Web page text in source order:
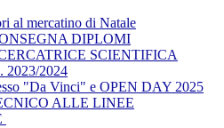
al mercatino di Natale
DIPLOMI
SCIENTIFICA
2023/2024
"Da Vinci" e OPEN DAY 2025
ALLE LINEE